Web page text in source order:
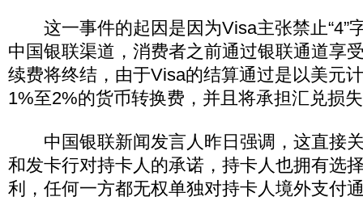
这一事件的起因是因为Visa主张禁止“4”
中国银联渠道，消费者之前通过银联通道享
续费将终结，由于Visa的结算通过是以美元
1%至2%的货币转换费，并且将承担汇兑损
中国银联新闻发言人昨日强调，这直接
和发卡行对持卡人的承诺，持卡人也拥有选
利，任何一方都无权单独对持卡人境外支付